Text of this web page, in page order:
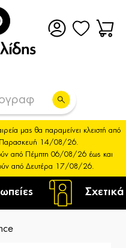
μας θα παραμείνει κλειστή από
14/08/26.
από Πέμπτη 06/08/26 έως και
από Δευτέρα 17/08/26.